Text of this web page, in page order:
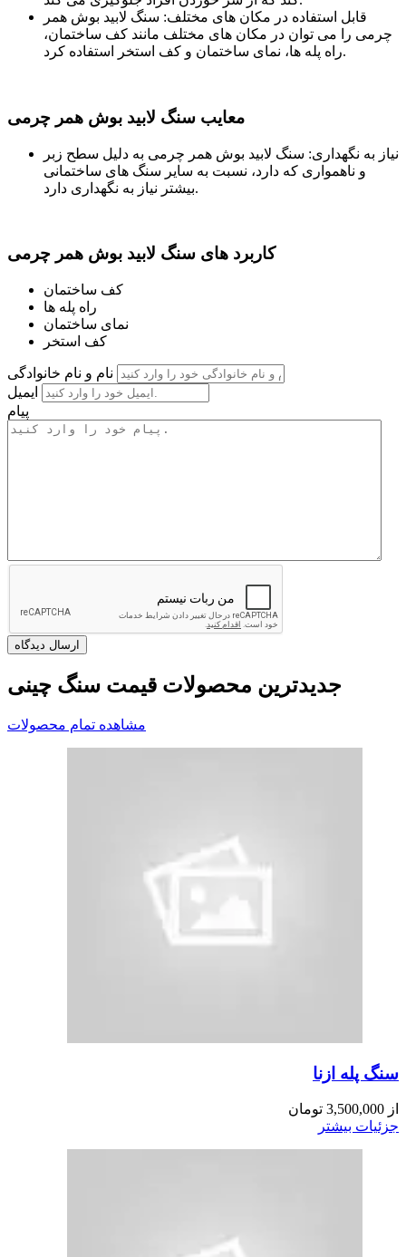
قابل استفاده در مکان های مختلف: سنگ لابید بوش همر
چرمی را می توان در مکان های مختلف مانند کف ساختمان،
راه پله ها، نمای ساختمان و کف استخر استفاده کرد.
معایب سنگ لابید بوش همر چرمی
نیاز به نگهداری: سنگ لابید بوش همر چرمی به دلیل سطح زبر
و ناهمواری که دارد، نسبت به سایر سنگ های ساختمانی
بیشتر نیاز به نگهداری دارد.
کاربرد های سنگ لابید بوش همر چرمی
کف ساختمان
راه پله ها
نمای ساختمان
کف استخر
نام و نام خانوادگی
ایمیل
پیام
جدیدترین محصولات قیمت سنگ چینی
مشاهده تمام محصولات
سنگ پله ازنا
از 3,500,000 تومان
جزئیات بیشتر